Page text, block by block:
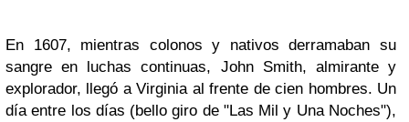
En 1607, mientras colonos y nativos derramaban su
sangre en luchas continuas, John Smith, almirante y
explorador, llegó a Virginia al frente de cien hombres. Un
día entre los días (bello giro de "Las Mil y Una Noches"),